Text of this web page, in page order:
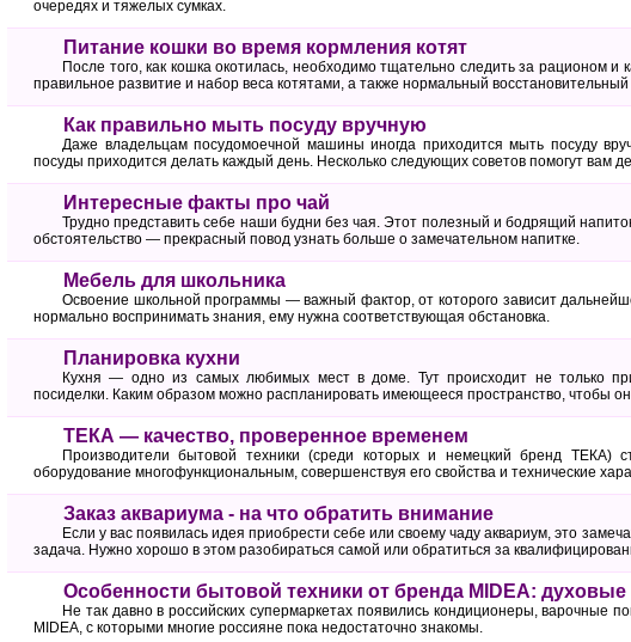
очередях и тяжелых сумках.
Питание кошки во время кормления котят
После того, как кошка окотилась, необходимо тщательно следить за рационом и
правильное развитие и набор веса котятами, а также нормальный
Как правильно мыть посуду вручную
Даже владельцам посудомоечной машины иногда приходится мыть посуду
посуды приходится делать каждый день. Несколько следующих советов помогут вам
Интересные факты про чай
Трудно представить себе наши будни без чая. Этот полезный и бодрящий
обстоятельство — прекрасный повод узнать больше о замечательном напитке.
Мебель для школьника
Освоение школьной программы — важный фактор, от которого зависит
нормально воспринимать знания, ему нужна соответствующая обстановка.
Планировка кухни
Кухня — одно из самых любимых мест в доме. Тут происходит не только
посиделки. Каким образом можно распланировать имеющееся пространство, чтобы
ТЕКА — качество, проверенное временем
Производители бытовой техники (среди которых и немецкий бренд ТЕКА)
оборудование многофункциональным, совершенствуя его свойства и технические
Заказ аквариума - на что обратить внимание
Если у вас появилась идея приобрести себе или своему чаду аквариум, это
задача. Нужно хорошо в этом разобираться самой или обратиться за
Особенности бытовой техники от бренда MIDEA:
Не так давно в российских супермаркетах появились кондиционеры, варочные
MIDEA, с которыми многие россияне пока недостаточно знакомы.